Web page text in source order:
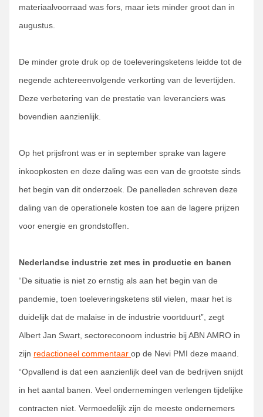
materiaalvoorraad was fors, maar iets minder groot dan in
augustus.
De minder grote druk op de toeleveringsketens leidde tot de
negende achtereenvolgende verkorting van de levertijden.
Deze verbetering van de prestatie van leveranciers was
bovendien aanzienlijk.
Op het prijsfront was er in september sprake van lagere
inkoopkosten en deze daling was een van de grootste sinds
het begin van dit onderzoek. De panelleden schreven deze
daling van de operationele kosten toe aan de lagere prijzen
voor energie en grondstoffen.
Nederlandse industrie zet mes in productie en banen
“De situatie is niet zo ernstig als aan het begin van de
pandemie, toen toeleveringsketens stil vielen, maar het is
duidelijk dat de malaise in de industrie voortduurt”, zegt
Albert Jan Swart, sectoreconoom industrie bij ABN AMRO in
zijn redactioneel commentaar op de Nevi PMI deze maand.
“Opvallend is dat een aanzienlijk deel van de bedrijven snijdt
in het aantal banen. Veel ondernemingen verlengen tijdelijke
contracten niet. Vermoedelijk zijn de meeste ondernemers